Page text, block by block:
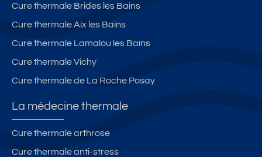
Cure thermale Brides les Bains
Cure thermale Aix les Bains
Cure thermale Lamalou les Bains
Cure thermale Vichy
Cure thermale de La Roche Posay
La médecine thermale
Cure thermale arthrose
Cure thermale anti-stress